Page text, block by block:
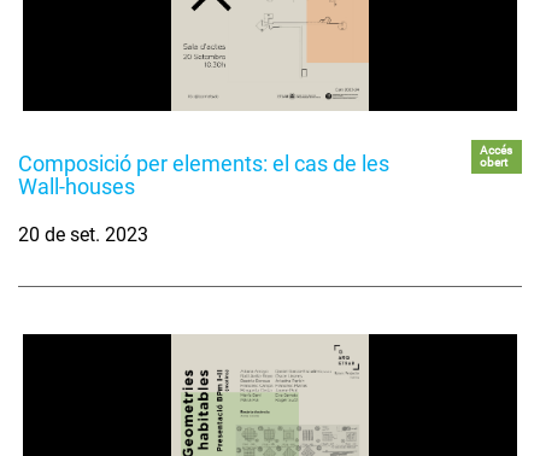
Composició per elements: el cas de les
Wall-houses
Accés
obert
20 de set. 2023